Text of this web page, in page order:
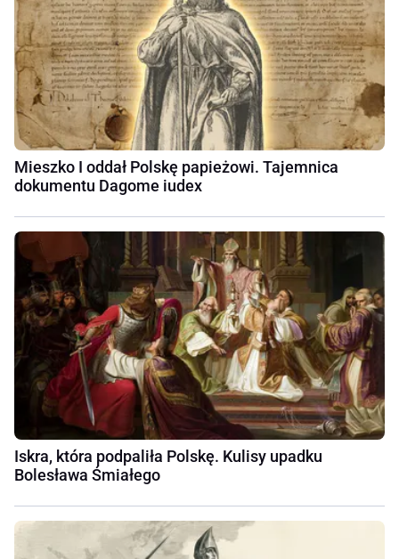
Mieszko I oddał Polskę papieżowi. Tajemnica
dokumentu Dagome iudex
Iskra, która podpaliła Polskę. Kulisy upadku
Bolesława Śmiałego